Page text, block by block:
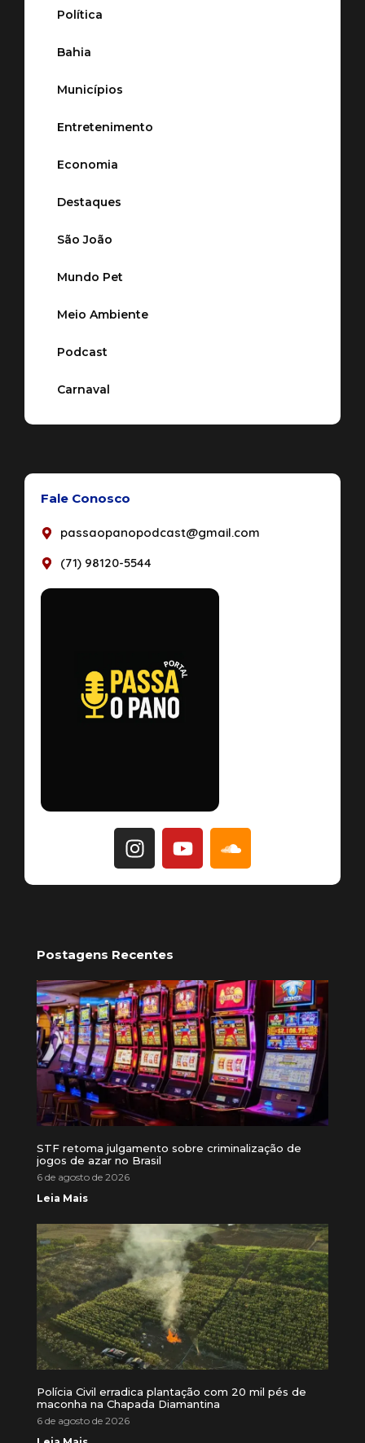
Política
Bahia
Municípios
Entretenimento
Economia
Destaques
São João
Mundo Pet
Meio Ambiente
Podcast
Carnaval
Fale Conosco
passaopanopodcast@gmail.com
(71) 98120-5544
Postagens Recentes
STF retoma julgamento sobre criminalização de
jogos de azar no Brasil
6 de agosto de 2026
Leia Mais
Polícia Civil erradica plantação com 20 mil pés de
maconha na Chapada Diamantina
6 de agosto de 2026